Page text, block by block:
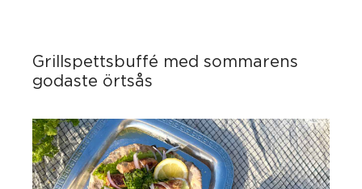
Grillspettsbuffé med sommarens
godaste örtsås